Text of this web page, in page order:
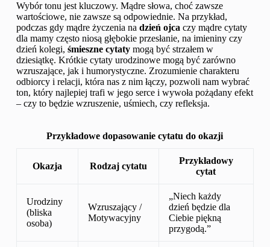
Wybór tonu jest kluczowy. Mądre słowa, choć zawsze
wartościowe, nie zawsze są odpowiednie. Na przykład,
podczas gdy mądre życzenia na dzień ojca czy mądre cytaty
dla mamy często niosą głębokie przesłanie, na imieniny czy
dzień kolegi, śmieszne cytatymogą być strzałem w
dziesiątkę. Krótkie cytaty urodzinowe mogą być zarówno
wzruszające, jak i humorystyczne. Zrozumienie charakteru
odbiorcy i relacji, która nas z nim łączy, pozwoli nam wybrać
ton, który najlepiej trafi w jego serce i wywoła pożądany efekt
– czy to będzie wzruszenie, uśmiech, czy refleksja.
Przykładowe dopasowanie cytatu do okazji
Okazja Rodzaj cytatu
Przykładowy
cytat
Urodziny
(bliska
osoba)
Wzruszający /
Motywacyjny
„Niech każdy
dzień będzie dla
Ciebie piękną
przygodą.”